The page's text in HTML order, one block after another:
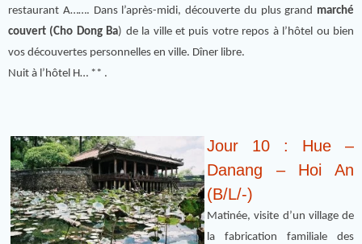
restaurant A……. Dans l’après-midi, découverte du plus grand marché
couvert (Cho Dong Ba) de la ville et puis votre repos à l’hôtel ou bien
vos découvertes personnelles en ville. Dîner libre.
Nuit à l’hôtel H… ** .
Jour 10 : Hue –
Danang – Hoi An
(B/L/-)
Matinée, visite d’un village de
la fabrication familiale des